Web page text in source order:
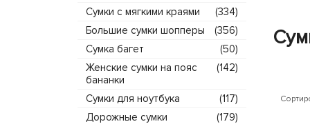
Сумки с мягкими краями
(334)
Большие сумки шопперы
(356)
Сумка багет
(50)
Женские сумки на пояс
бананки
(142)
Сумки для ноутбука
(117)
Дорожные сумки
(179)